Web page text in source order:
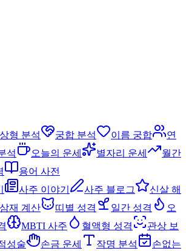
형 분석 궁합 분석 이름 궁합
연
석 오늘의 운세 별자리 운세
월간
용어 사전
사주 이야기 사주 블로그
신살 해
삼재 계산 띠별 성격 일간 성격
오
MBTI 사주 혈액형 성격
관상 보
성술 손금 운세 작명 분석
손없는